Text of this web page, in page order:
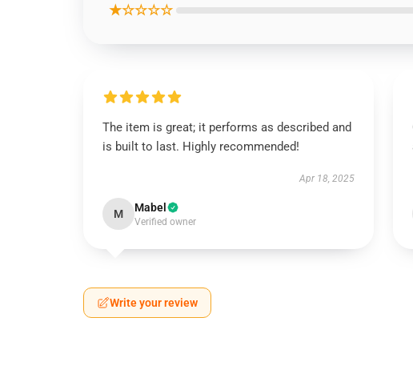
★☆☆☆☆
The item is great; it performs as described and
is built to last. Highly recommended!
Apr 18, 2025
M Mabel
Verified owner
Write your review